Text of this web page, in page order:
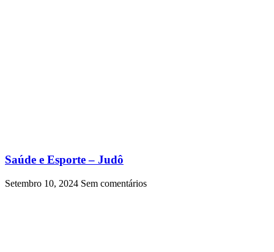
Saúde e Esporte – Judô
Setembro 10, 2024 Sem comentários